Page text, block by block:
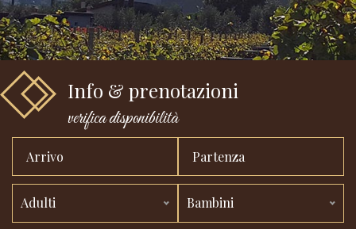
Info & prenotazioni
verifica disponibilità
Adulti Bambini